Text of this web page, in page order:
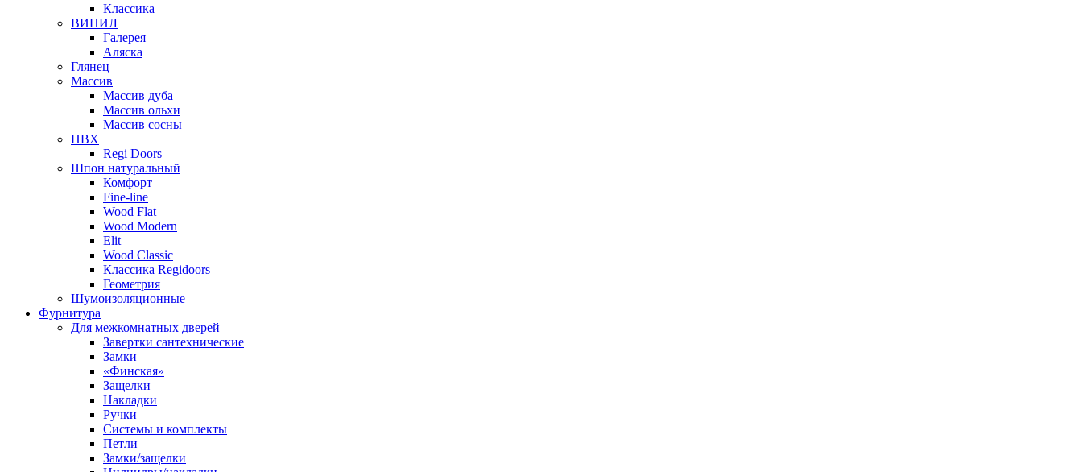
Классика
ВИНИЛ
Галерея
Аляска
Глянец
Массив
Массив дуба
Массив ольхи
Массив сосны
ПВХ
Regi Doors
Шпон натуральный
Комфорт
Fine-line
Wood Flat
Wood Modern
Elit
Wood Classic
Классика Regidoors
Геометрия
Шумоизоляционные
Фурнитура
Для межкомнатных дверей
Завертки сантехнические
Замки
«Финская»
Защелки
Накладки
Ручки
Системы и комплекты
Петли
Замки/защелки